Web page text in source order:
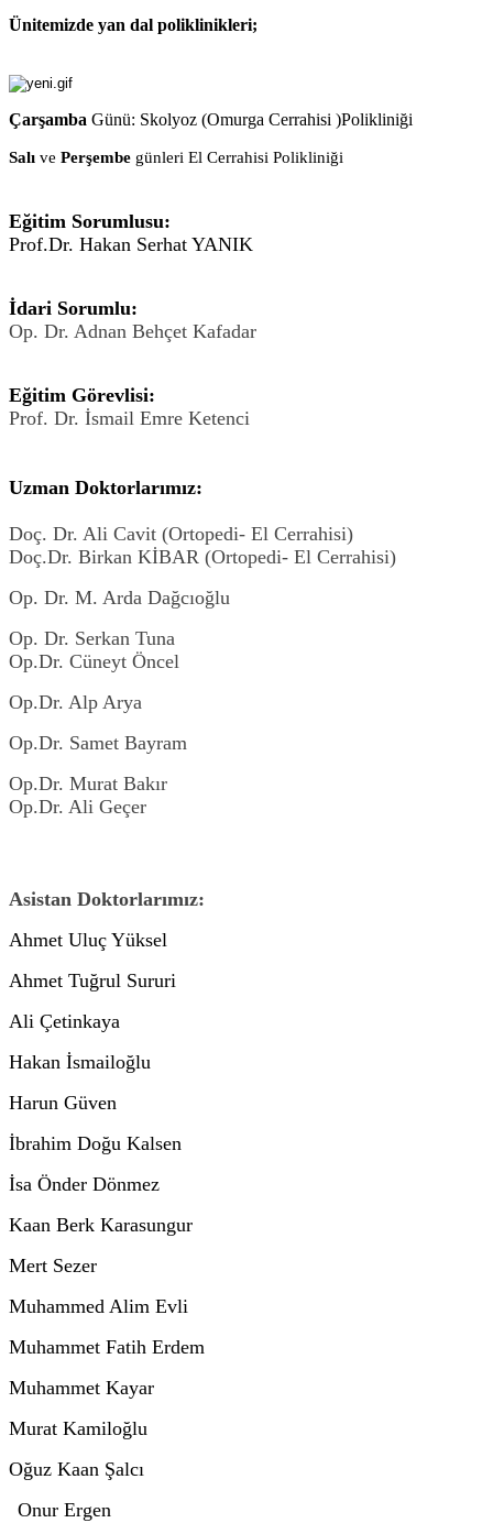
Ünitemizde yan dal poliklinikleri;
Çarşamba Günü: Skolyoz (Omurga Cerrahisi )Polikliniği
Salı ve Perşembe günleri El Cerrahisi Polikliniği
Eğitim Sorumlusu:
Prof.Dr. Hakan Serhat YANIK
İdari Sorumlu:
Op. Dr. Adnan Behçet Kafadar
Eğitim Görevlisi:
Prof. Dr. İsmail Emre Ketenci
Uzman Doktorlarımız:
Doç. Dr. Ali Cavit (Ortopedi- El Cerrahisi)
Doç.Dr. Birkan KİBAR (Ortopedi- El Cerrahisi)
Op. Dr. M. Arda Dağcıoğlu
Op. Dr. Serkan Tuna
Op.Dr. Cüneyt Öncel
Op.Dr. Alp Arya
Op.Dr. Samet Bayram
Op.Dr. Murat Bakır
Op.Dr. Ali Geçer
Asistan Doktorlarımız:
Ahmet Uluç Yüksel
Ahmet Tuğrul Sururi
Ali Çetinkaya
Hakan İsmailoğlu
Harun Güven
İbrahim Doğu Kalsen
İsa Önder Dönmez
Kaan Berk Karasungur
Mert Sezer
Muhammed Alim Evli
Muhammet Fatih Erdem
Muhammet Kayar
Murat Kamiloğlu
Oğuz Kaan Şalcı
Onur Ergen